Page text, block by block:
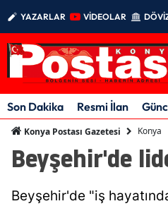
YAZARLAR VİDEOLAR
Son Dakika Resmi İlan
Konya Postası Gazetesi Konya
Beyşehir'de
Beyşehir'de "iş